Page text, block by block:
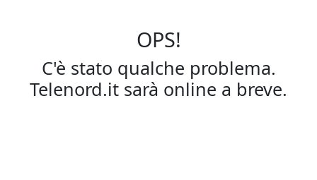
OPS!
C'è stato qualche problema.
Telenord.it sarà online a breve.